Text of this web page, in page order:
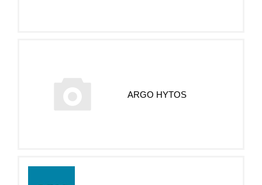
ARGO HYTOS